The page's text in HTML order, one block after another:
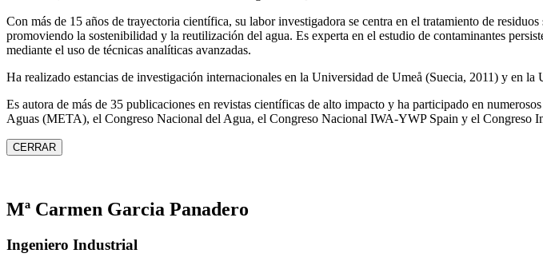
Con más de 15 años de trayectoria científica, su labor investigadora se centra en el tratamiento de
promoviendo la sostenibilidad y la reutilización del agua. Es experta en el estudio de contaminantes
mediante el uso de técnicas analíticas avanzadas.
Ha realizado estancias de investigación internacionales en la Universidad de Umeå (Suecia, 2011) y en
Es autora de más de 35 publicaciones en revistas científicas de alto impacto y ha participado en
Aguas (META), el Congreso Nacional del Agua, el Congreso Nacional IWA‑YWP Spain y el Congreso
CERRAR
Mª Carmen Garcia Panadero
Ingeniero Industrial